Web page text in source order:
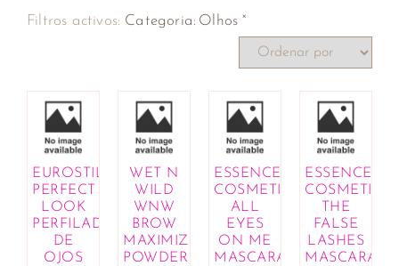
Filtros activos: Categoria: Olhos ×
EUROSTIL
PERFECT
LOOK
PERFILADOR
DE
OJOS
WET N
WILD
WNW
BROW
MAXIMIZER
POWDER
ESSENCE
COSMETICS
ALL
EYES
ON ME
MASCARA
ESSENCE
COSMETICS
THE
FALSE
LASHES
MASCARA